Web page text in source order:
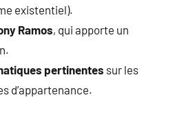
existentiel).
Ramos, qui apporte un
pertinentes sur les
d’appartenance.